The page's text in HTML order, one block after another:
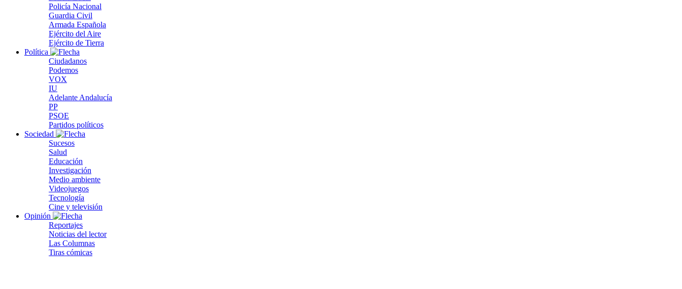
Policía Nacional
Guardia Civil
Armada Española
Ejército del Aire
Ejército de Tierra
Política
Ciudadanos
Podemos
VOX
IU
Adelante Andalucía
PP
PSOE
Partidos políticos
Sociedad
Sucesos
Salud
Educación
Investigación
Medio ambiente
Videojuegos
Tecnología
Cine y televisión
Opinión
Reportajes
Noticias del lector
Las Columnas
Tiras cómicas